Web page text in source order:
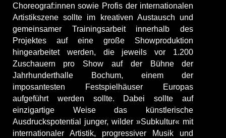
Choreograf:innen sowie Profis der internationalen
Artistikszene sollte im kreativen Austausch und
gemeinsamer Trainingsarbeit innerhalb des
Projektes auf eine große Showproduktion
hingearbeitet werden, die jeweils vor 1.200
Zuschauern pro Show auf der Bühne der
Jahrhunderthalle Bochum, einem der
imposantesten Festspielhäuser Europas
aufgeführt werden sollte. Dabei sollte auf
einzigartige Weise das künstlerische
Ausdruckspotential junger, wilder »Subkultur« mit
internationaler Artistik, progressiver Musik und